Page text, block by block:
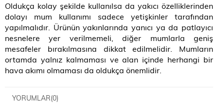
Oldukça kolay şekilde kullanılsa da yakıcı özelliklerinden
dolayı mum kullanımı sadece yetişkinler tarafından
yapılmalıdır. Ürünün yakınlarında yanıcı ya da patlayıcı
nesnelere yer verilmemeli, diğer mumlarla geniş
mesafeler bırakılmasına dikkat edilmelidir. Mumların
ortamda yalnız kalmaması ve alan içinde herhangi bir
hava akımı olmaması da oldukça önemlidir.
YORUMLAR(0)